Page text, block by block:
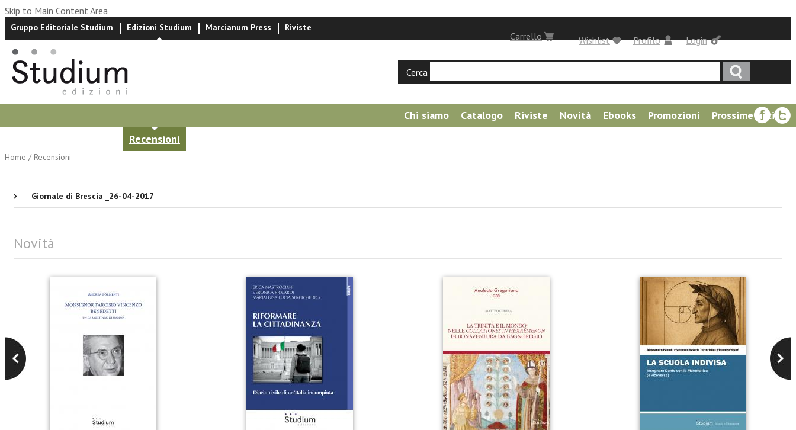
Skip to Main Content Area
Login
Carrello
Gruppo Editoriale Studium Edizioni Studium Marcianum Press Riviste
Profilo
Wishlist
Cerca
Chi siamo Catalogo Riviste Novità Ebooks Promozioni
Prossime uscite
Recensioni
Home / Recensioni
Giornale di Brescia _26-04-2017
Novità